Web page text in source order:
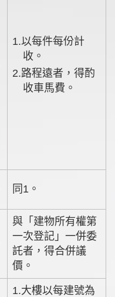
1.以每件每份計
收。
2.路程遠者，得酌
收車馬費。
同1。
與「建物所有權第
一次登記」一併委
託者，得合併議
價。
1.大樓以每建號為